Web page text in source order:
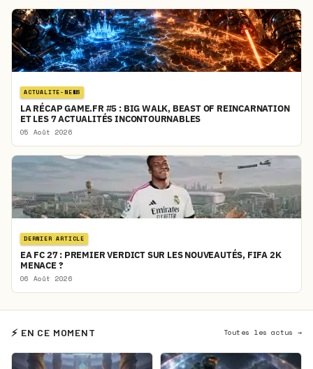
ACTUALITE-NEWS
LA RÉCAP GAME.FR #5 : BIG WALK, BEAST OF REINCARNATION
ET LES 7 ACTUALITÉS INCONTOURNABLES
05 Août 2026
DERNIER ARTICLE
EA FC 27 : PREMIER VERDICT SUR LES NOUVEAUTÉS, FIFA 2K
MENACE ?
06 Août 2026
⚡ EN CE MOMENT Toutes les actus →